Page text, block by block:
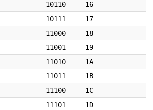
10110
16
10111
17
11000
18
11001
19
11010
1A
11011
1B
11100
1C
11101
1D